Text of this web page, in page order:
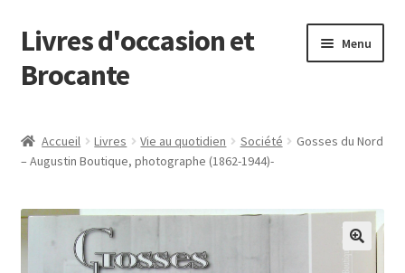
Aller
à
la
Aller
au
contenu
Livres d'occasion et
Brocante
Menu
Accueil Livres Vie au quotidien Société
Gosses du Nord
– Augustin Boutique, photographe (1862-1944)-